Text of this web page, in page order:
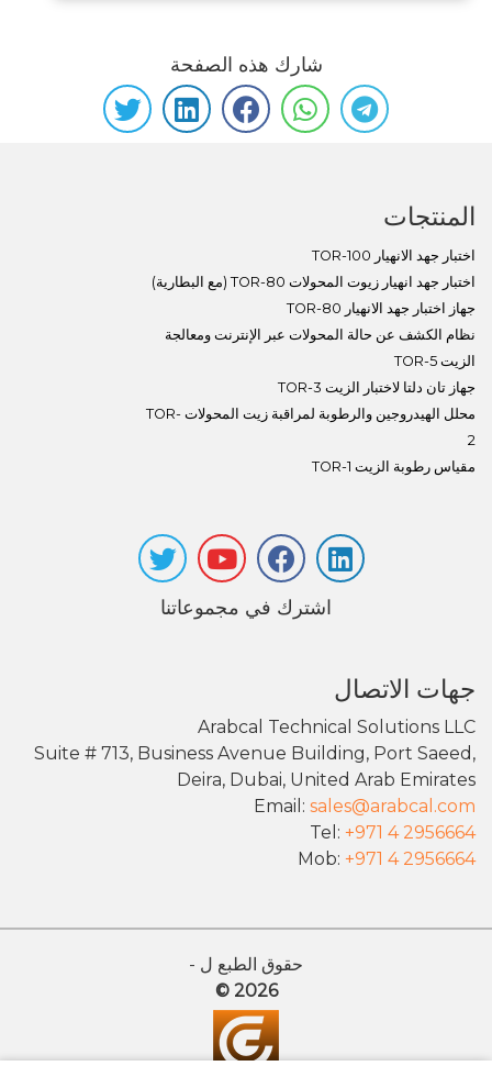
شارك هذه الصفحة
المنتجات
اختبار جهد الانهيار TOR-100
اختبار جهد انهيار زيوت المحولات TOR-80 (مع البطارية)
جهاز اختبار جهد الانهيار TOR-80
نظام الكشف عن حالة المحولات عبر الإنترنت ومعالجة
الزيت TOR-5
جهاز تان دلتا لاختبار الزيت TOR-3
محلل الهيدروجين والرطوبة لمراقبة زيت المحولات TOR-
2
مقياس رطوبة الزيت TOR-1
اشترك في مجموعاتنا
جهات الاتصال
Arabcal Technical Solutions LLC
Suite # 713, Business Avenue Building, Port Saeed,
Deira, Dubai, United Arab Emirates
Email: sales@arabcal.com
Tel: +971 4 2956664
Mob: +971 4 2956664
حقوق الطبع ل -
2026 ©